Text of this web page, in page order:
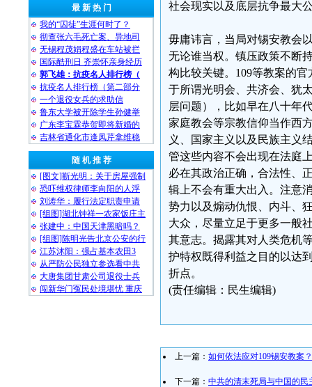
最 新 热 门
我的“囚徒”生涯何时了？
彻查张六毛死亡案、异地司
无锡程茂娟程盛在车站被拦
国际酷刑日 齐崇怀亲身经历
郭飞雄：抗疫名人排行榜（
抗疫名人排行榜（第二部分
一个退役女兵的求助信
鲁东大学被开除学生孙健举
广东李宝霖恭贺即将新婚的
吉林省通化市逢凤芹拿维稳
随 机 推 荐
[图文]靳光明：关于房屋强制
恐吓维权律师李向阳的人浮
刘涛华：履行法定职责申请
[组图]湖北钟祥一农家饭庄主
张建中：中国天津黑暗吗？
[组图]陈明光告北京公安的行
江苏沭阳：强占基本农田3
从严防公民独立参选看中共
大唐集团甘肃公司退役士兵
闯新华门冤民处境堪忧 重庆
社会现实以及底层抗争最大
毋庸讳言，当局对锡安教会
无论谁当权。镇压政策不断
构比较关键。109等教案的
于所谓光明会、共济会、犹
层问题），比如早在八十年
家庭教会等宗教信仰当作西
义、国家主义以及民族主义
管这些内容不会出现在法庭
必在其政治正确，合法性、
辑上不会有重大出入。注意
势力以及煽动仇恨、内斗、
大众，尽量立足于更多一般
其意志。揭露其对人类危机
护特权既得利益之目的以达
折点。
(责任编辑：民生编辑)
上一篇： 如何依法应对109锡安教案？
下一篇： 中共的清末死局与中国的